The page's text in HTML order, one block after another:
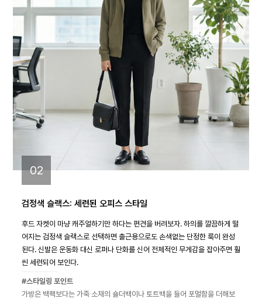
02
검정색 슬랙스: 세련된 오피스 스타일
후드 자켓이 마냥 캐주얼하기만 하다는 편견을 버려보자. 하의를 깔끔하게 떨
어지는 검정색 슬랙스로 선택하면 출근용으로도 손색없는 단정한 룩이 완성
된다. 신발은 운동화 대신 로퍼나 단화를 신어 전체적인 무게감을 잡아주면 훨
씬 세련되어 보인다.
#스타일링 포인트
가방은 백팩보다는 가죽 소재의 숄더백이나 토트백을 들어 포멀함을 더해보